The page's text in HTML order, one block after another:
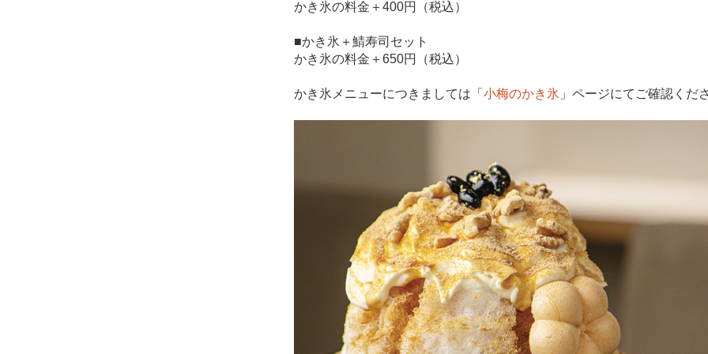
かき氷の料金＋400円（税込）
■かき氷＋鯖寿司セット
かき氷の料金＋650円（税込）
かき氷メニューにつきましては「 小梅のかき氷 」ページにてご確認くだ